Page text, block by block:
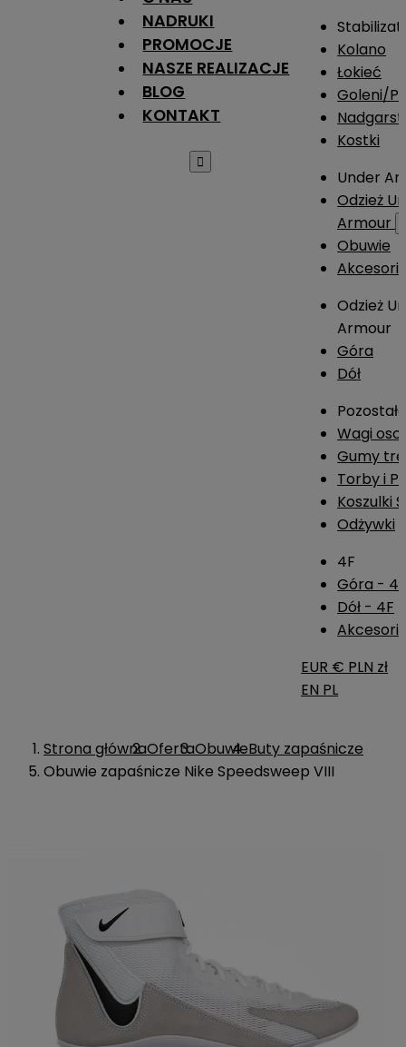
NADRUKI
PROMOCJE
NASZE REALIZACJE
BLOG
KONTAKT

Kolano
Łokieć
Goleni/
Kostki
Under
Odzież
Armour
Obuwie
Odzież
Armour
Góra
Dół
Wagi
Gumy
Torby i
Koszulki
Odżywki
4F
Góra -
Dół - 4F
EUR € PLN zł
EN PL
Strona głównaOfertaObuwieButy zapaśnicze
Obuwie zapaśnicze Nike Speedsweep VIII